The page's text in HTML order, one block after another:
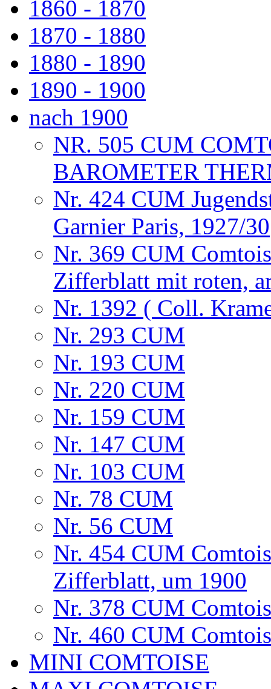
1860 - 1870
1870 - 1880
1880 - 1890
1890 - 1900
nach 1900
NR. 505 CUM
BAROMETER
Nr. 424 CUM
Garnier Paris, 1927/30
Nr. 369 CUM
Zifferblatt mit roten,
Nr. 1392 ( Coll.
Nr. 293 CUM
Nr. 193 CUM
Nr. 220 CUM
Nr. 159 CUM
Nr. 147 CUM
Nr. 103 CUM
Nr. 78 CUM
Nr. 56 CUM
Nr. 454 CUM
Zifferblatt, um 1900
Nr. 378 CUM
Nr. 460 CUM
MINI COMTOISE